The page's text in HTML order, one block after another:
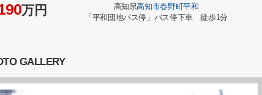
万円 高知県高知市春野町平和
「平和団地バス停」バス停下車 徒歩1分
GALLERY